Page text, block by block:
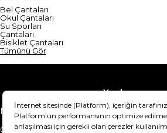
Bel Çantaları
Okul Çantaları
Su Sporları
Çantaları
Bisiklet Çantaları
Tümünü Gör
Yardım
Mesafeli Satış Sözleşmesi
Teslimat
Gizlilik Sözleşmesi
Şartlar &